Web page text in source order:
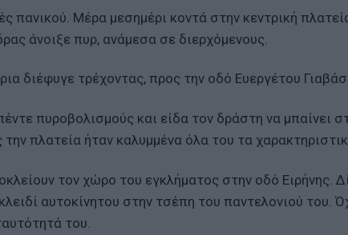
πανικού. Μέρα μεσημέρι κοντά στην κεντρική
άνοιξε πυρ, ανάμεσα σε διερχόμενους.
διέφυγε τρέχοντας, προς την οδό Ευεργέτου
πυροβολισμούς και είδα τον δράστη να μπαίνει
πλατεία ήταν καλυμμένα όλα του τα
τον χώρο του εγκλήματος στην οδό Ειρήνης.
αυτοκίνητου στην τσέπη του παντελονιού του.
του.